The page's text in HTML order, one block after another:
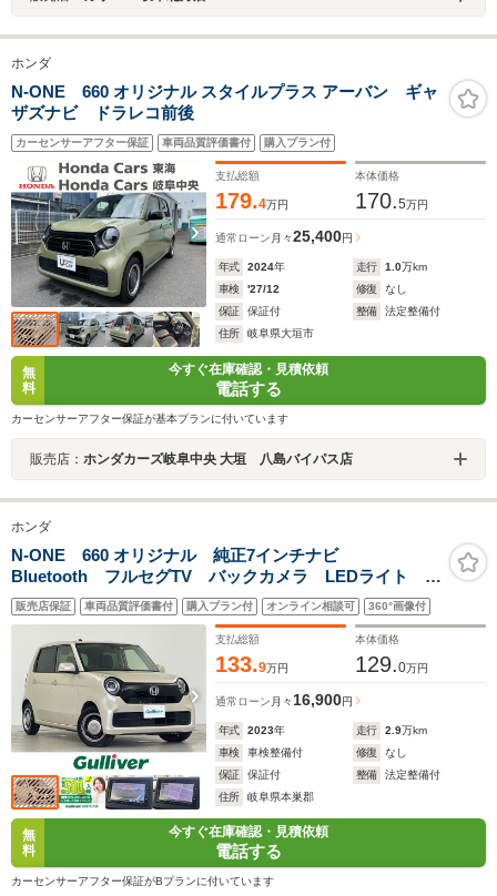
ホンダ
N-ONE 660 オリジナル スタイルプラス アーバン ギャ
ザズナビ ドラレコ前後
カーセンサーアフター保証 車両品質評価書付 購入プラン付
支払総額
179.4万円
本体価格
170.5万円
通常ローン 月々25,400円
年式 2024年 走行 1.0万km
車検
'27/12 修復
なし
保証
保証付 整備
法定整備付
住所
岐阜県大垣市
無
料
今すぐ在庫確認・見積依頼
電話する
カーセンサーアフター保証が基本プランに付いています
販売店： ホンダカーズ岐阜中央 大垣 八島バイパス店
ホンダ
N-ONE 660 オリジナル 純正7インチナビ
Bluetooth フルセグTV バックカメラ LEDライト オ
ートライト ライトレベライザースマートキー プッシ
ュスタート コーナーセンサー レーダークルーズコン
トロール
販売店保証 車両品質評価書付 購入プラン付 オンライン相談可 360°画像付
支払総額
133.9万円
本体価格
129.0万円
通常ローン 月々 16,900円
年式 2023年 走行 2.9万km
車検
車検整備付 修復
なし
保証
保証付 整備
法定整備付
住所
岐阜県本巣郡
無
料
今すぐ在庫確認・見積依頼
電話する
カーセンサーアフター保証がBプランに付いています